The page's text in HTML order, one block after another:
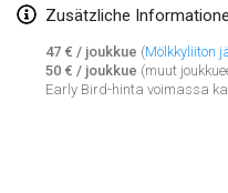
Zusätzliche
47 € / joukkue (Mölkkyliiton
50 € / joukkue (muut
Early Bird-hinta voimassa
SM HalliMölkky -
15. Feb. 2025|Finnland